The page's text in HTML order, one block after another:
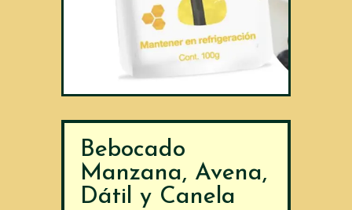
Bebocado
Manzana, Avena,
Dátil y Canela